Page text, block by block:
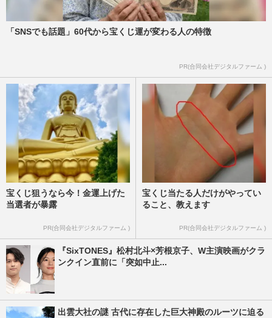
「SNSでも話題」60代から宝くじ運が変わる人の特徴
PR(合同会社デジタルファーム )
宝くじ狙うなら今！金運上げた
当選者が暴露
PR(合同会社デジタルファーム )
宝くじ当たる人だけがやってい
ること、教えます
PR(合同会社デジタルファーム )
『SixTONES』松村北斗×芳根京子、W主演映画がクラ
ンクイン直前に「突如中止...
出雲大社の謎 古代に存在した巨大神殿のルーツに迫る